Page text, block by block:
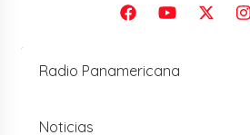
Radio Panamericana
Noticias